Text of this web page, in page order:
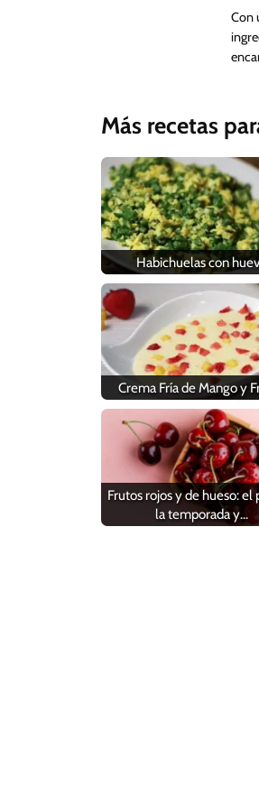
Con
Más recetas
Habichuelas con
Crema Fría de Mango y
Frutos rojos y de hueso: el
la temporada y…